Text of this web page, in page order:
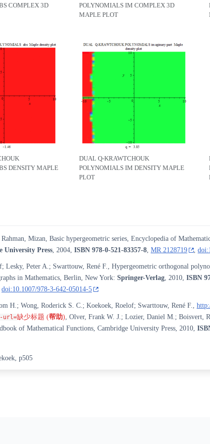
COMPLEX 3D
POLYNOMIALS IM COMPLEX 3D
MAPLE PLOT
DENSITY MAPLE
DUAL Q-KRAWTCHOUK
POLYNOMIALS IM DENSITY MAPLE
PLOT
Rahman, Mizan, Basic hypergeometric series, Encyclopedia of
University Press, 2004,ISBN 978-0-521-83357-8,MR 2128719 ,
Lesky, Peter A.; Swarttouw, René F., Hypergeometric orthogonal
in Mathematics, Berlin, New York:Springer-Verlag, 2010,ISBN
doi:10.1007/978-3-642-05014-5
H.; Wong, Roderick S. C.; Koekoek, Roelof; Swarttouw, René F.,
url=缺少标题 (帮助),Olver, Frank W. J.; Lozier, Daniel M.; Boisvert,
of Mathematical Functions, Cambridge University Press, 2010,
p505